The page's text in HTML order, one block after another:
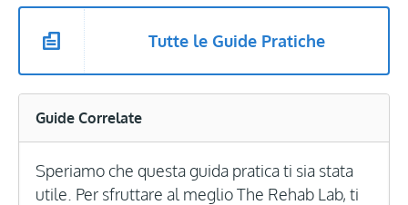
Tutte le Guide Pratiche
Guide Correlate
Speriamo che questa guida pratica ti sia stata
utile. Per sfruttare al meglio The Rehab Lab, ti